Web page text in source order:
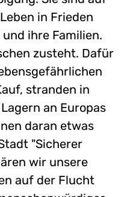
in Frieden
ihre Familien.
zusteht. Dafür
stranden in
an Europas
daran etwas
"Sicherer
wir unsere
auf der Flucht